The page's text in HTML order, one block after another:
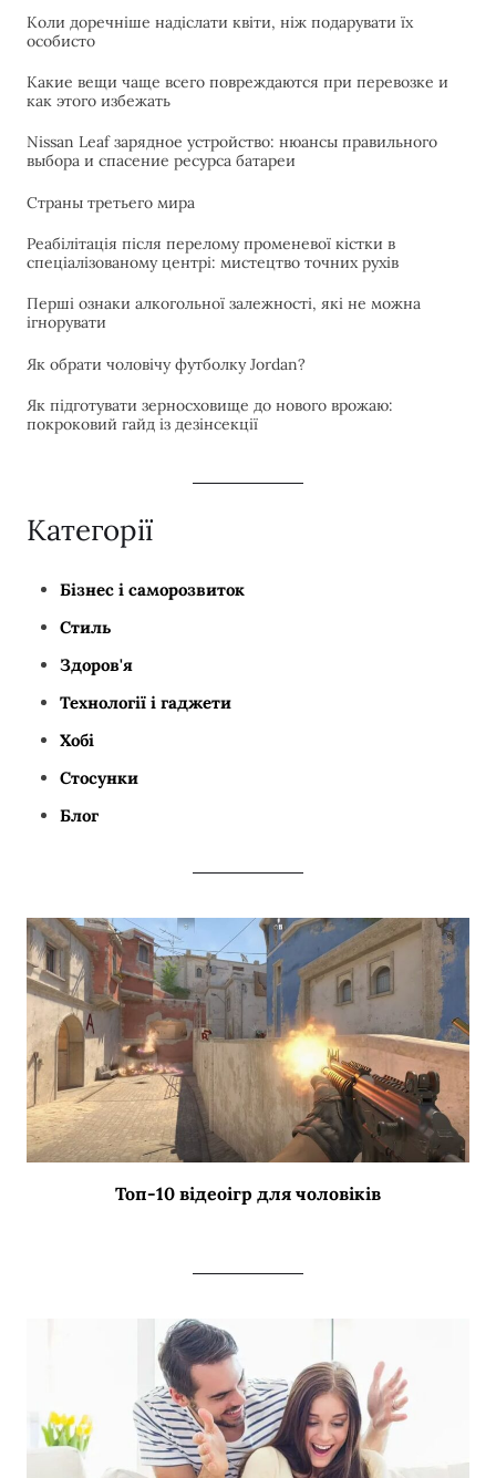
Коли доречніше надіслати квіти, ніж подарувати їх
особисто
Какие вещи чаще всего повреждаются при перевозке и
как этого избежать
Nissan Leaf зарядное устройство: нюансы правильного
выбора и спасение ресурса батареи
Страны третьего мира
Реабілітація після перелому променевої кістки в
спеціалізованому центрі: мистецтво точних рухів
Перші ознаки алкогольної залежності, які не можна
ігнорувати
Як обрати чоловічу футболку Jordan?
Як підготувати зерносховище до нового врожаю:
покроковий гайд із дезінсекції
Категорії
Бізнес і саморозвиток
Стиль
Здоров'я
Технології і гаджети
Хобі
Стосунки
Блог
Топ-10 відеоігр для чоловіків